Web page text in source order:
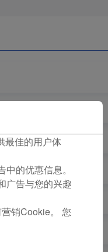
最佳的用户体
的优惠信息。
广告与您的兴趣
销Cookie。 您